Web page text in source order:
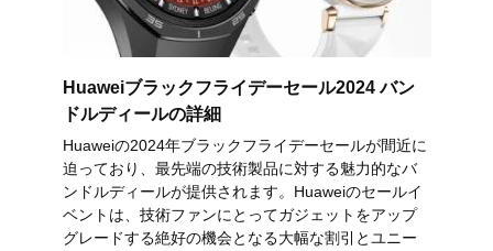
Huaweiブラックフライデーセール2024 バン
ドルディールの詳細
Huaweiの2024年ブラックフライデーセールが間近に
迫っており、最先端の技術製品に対する魅力的なバ
ンドルディールが提供されます。Huaweiのセールイ
ベントは、技術ファンにとってガジェットをアップ
グレードする絶好の機会となる大幅な割引とユニー